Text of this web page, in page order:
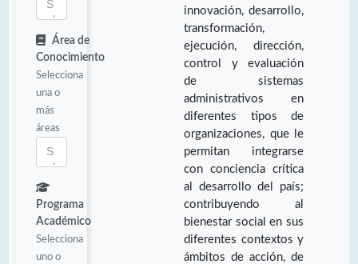
Área de
Conocimiento
Selecciona
una o
más
áreas
Programa
Académico
Selecciona
uno o
innovación, desarrollo,
transformación,
ejecución, dirección,
control y evaluación
de sistemas
administrativos en
diferentes tipos de
organizaciones, que le
permitan integrarse
con conciencia crítica
al desarrollo del país;
contribuyendo al
bienestar social en sus
diferentes contextos y
ámbitos de acción, de